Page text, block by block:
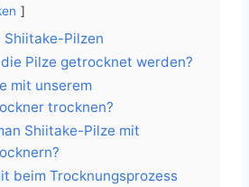
Shiitake-Pilzen
Pilze getrocknet werden?
mit unserem
trocknen?
Shiitake-Pilze mit
beim Trocknungsprozess